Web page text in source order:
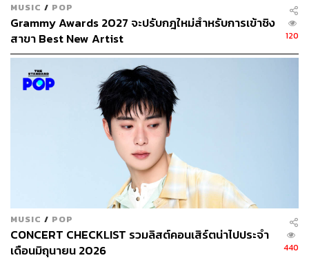
ด้านเนื้อหาของเพลงทำหน้าที่เป็นสื่อกลางในการถ่ายทอด
ความรู้สึกขอบคุณต่อแฟนคลับ ทีมงานเบื้องหลัง และสมาชิก
วงทุกคน ที่คอยเดินเคียงข้างกันมาเสมอ ได้พบเจอกับเรื่อง
ราวดีๆ หรือวันที่ยากๆ มาด้วยกันมาหลายฤดู แต่ทุกคนก็ยังคง
ซัพพอร์ตให้วง HatoBito ก้าวเดินต่อไปข้างหน้า และเชื่อว่า
สักวันหนึ่งฤดูกาลที่สดใสจะต้องมาถึงอย่างแน่นอน
“อยากขอบคุณ…ที่เธอไม่ลืมกัน
ต่อให้วันเวลาจะผันเลยไปเท่าไร
ยังไงเธอก็เฝ้ารอฉันอยู่ตรงที่เดิม
เธอยังถือร่มคอยมารับกัน
ยอมตากลม ตากฝน หัวใจเธอไม่ไหวหวั่น
และนับต่อจากนี้ สุดท้าย…ก็วนมาถึง ฤดูของเรา”
MUSIC / POP
Grammy Awards 2027 จะปรับกฎใหม่สำหรับการเข้าชิง
สาขา Best New Artist
120
MUSIC / POP
CONCERT CHECKLIST รวมลิสต์คอนเสิร์ตน่าไปประจำ
เดือนมิถุนายน 2026
440